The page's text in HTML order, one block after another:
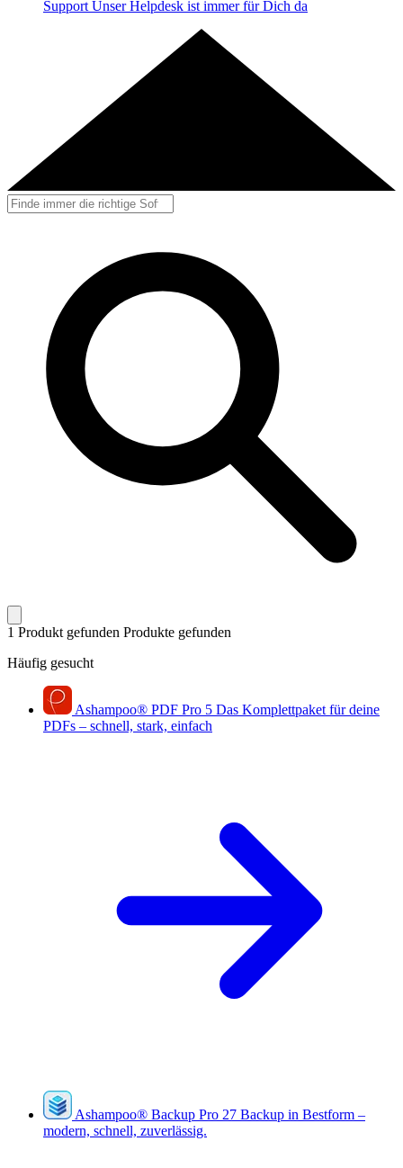
Support Unser Helpdesk ist immer für Dich da
1 Produkt gefunden Produkte gefunden
Häufig gesucht
Ashampoo® PDF Pro 5 Das Komplettpaket für deine
PDFs – schnell, stark, einfach
Ashampoo® Backup Pro 27 Backup in Bestform –
modern, schnell, zuverlässig.